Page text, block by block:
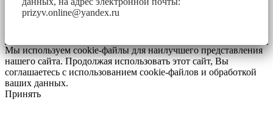
prizyv.online@yandex.ru
Мы используем cookie-файлы для наилучшего представления
нашего сайта. Продолжая использовать этот сайт, Вы
соглашаетесь с использованием cookie-файлов и обработкой
ваших данных.
Принять